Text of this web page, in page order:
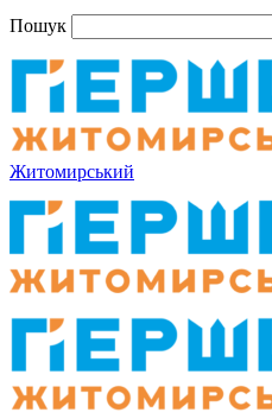
Пошук
Житомирський